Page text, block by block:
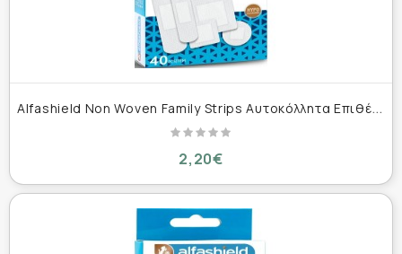
A
lfashield Non Woven Family Strips Αυτοκόλλητα Επιθέματα σε 5 Μεγέθη 40 Τεμάχια
2,20€